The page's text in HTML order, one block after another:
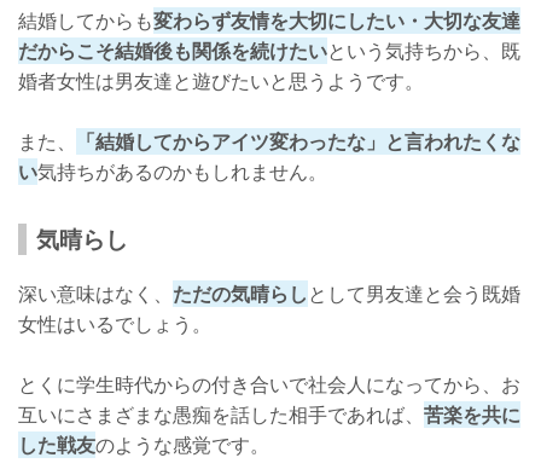
結婚してからも変わらず友情を大切にしたい・大切な友達
だからこそ結婚後も関係を続けたいという気持ちから、既
婚者女性は男友達と遊びたいと思うようです。
また、
「結婚してからアイツ変わったな」と言われたくな
い気持ちがあるのかもしれません。
気晴らし
深い意味はなく、 ただの気晴らしとして男友達と会う既婚
女性はいるでしょう。
とくに学生時代からの付き合いで社会人になってから、お
互いにさまざまな愚痴を話した相手であれば、 苦楽を共に
した戦友のような感覚です。